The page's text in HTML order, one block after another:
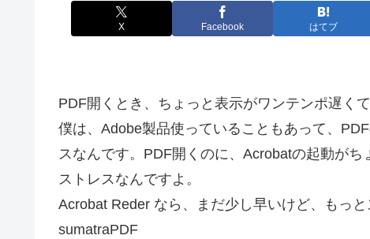
X Facebook はてブ
PDF開くとき、ちょっと表示がワンテンポ遅く
僕は、Adobe製品使っていることもあって、
スなんです。PDF開くのに、Acrobatの起動が
ストレスなんですよ。
Acrobat Reder なら、まだ少し早いけど、もっ
sumatraPDF